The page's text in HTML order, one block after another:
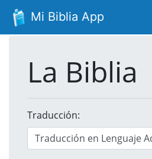
Mi Biblia App
La Biblia
Traducción: